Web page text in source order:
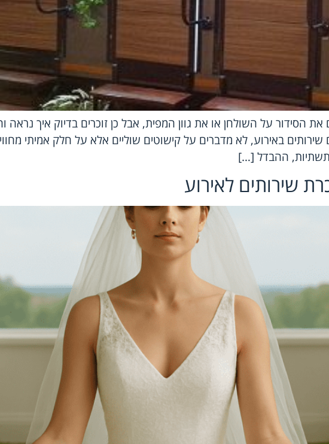
הסידור על השולחן או את גוון המפית, אבל כן זוכרים בדיוק איך נראה
מתחם שירותים באירוע, לא מדברים על קישוטים שוליים אלא על חלק אמיתי
תשתיות, ההבדל […]
שירותים לאירוע